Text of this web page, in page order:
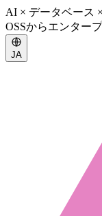
AI × データベース
OSSからエンター
JA